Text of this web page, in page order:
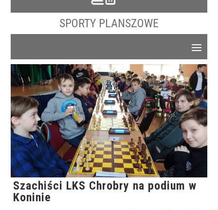
SPORTY PLANSZOWE
Szachiści LKS Chrobry na podium w
Koninie